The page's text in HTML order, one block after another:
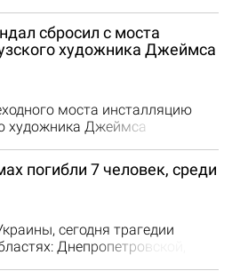
сделал инъекцию
действия которого тот
статьи, за ненадлежащее
своих профессиональных
до двух лет лишения…
сбросил с моста
художника Джеймса
моста инсталляцию
художника Джеймса
над Аллеей Героев
Независимости. Как
охране, мужчина сбросил
на качелях" упала на
вместе…
погибли 7 человек, среди
сегодня трагедии
Днепропетровской,